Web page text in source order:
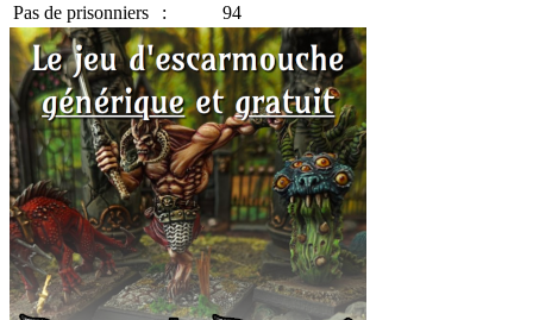
Pas de prisonniers
: 94